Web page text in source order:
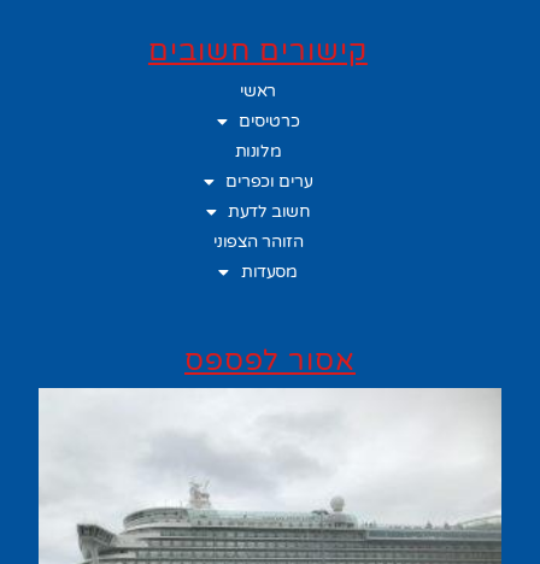
קישורים חשובים
ראשי
כרטיסים
מלונות
ערים וכפרים
חשוב לדעת
הזוהר הצפוני
מסעדות
אסור לפספס